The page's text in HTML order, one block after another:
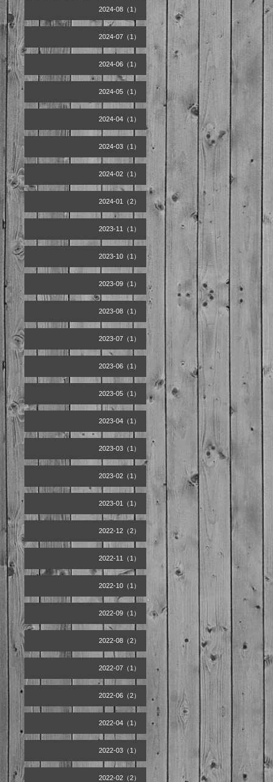
2024-08（1）
2024-07（1）
2024-06（1）
2024-05（1）
2024-04（1）
2024-03（1）
2024-02（1）
2024-01（2）
2023-11（1）
2023-10（1）
2023-09（1）
2023-08（1）
2023-07（1）
2023-06（1）
2023-05（1）
2023-04（1）
2023-03（1）
2023-02（1）
2023-01（1）
2022-12（2）
2022-11（1）
2022-10（1）
2022-09（1）
2022-08（2）
2022-07（1）
2022-06（2）
2022-04（1）
2022-03（1）
2022-02（2）